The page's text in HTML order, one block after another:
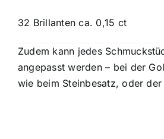
32 Brillanten ca. 0,15 ct
Zudem kann jedes
angepasst werden – bei der
wie beim Steinbesatz, oder